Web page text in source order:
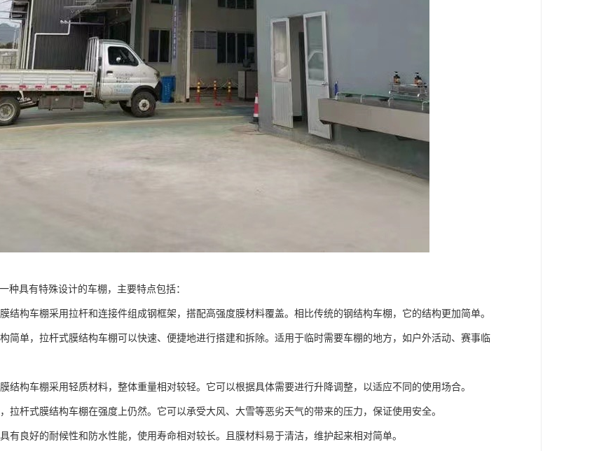
种具有特殊设计的车棚，主要特点包括：
结构车棚采用拉杆和连接件组成钢框架，搭配高强度膜材料覆盖。相比传统的钢结构车棚，它的结构更加简单。
简单，拉杆式膜结构车棚可以快速、便捷地进行搭建和拆除。适用于临时需要车棚的地方，如户外活动、赛事临
结构车棚采用轻质材料，整体重量相对较轻。它可以根据具体需要进行升降调整，以适应不同的使用场合。
拉杆式膜结构车棚在强度上仍然。它可以承受大风、大雪等恶劣天气的带来的压力，保证使用安全。
有良好的耐候性和防水性能，使用寿命相对较长。且膜材料易于清洁，维护起来相对简单。